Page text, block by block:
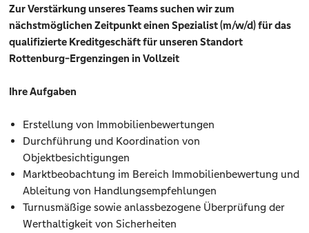
Zur Verstärkung unseres Teams suchen wir zum
nächstmöglichen Zeitpunkt einen Spezialist (m/w/d) für das
qualifizierte Kreditgeschäft für unseren Standort
Rottenburg-Ergenzingen in Vollzeit
Ihre Aufgaben
Erstellung von Immobilienbewertungen
Durchführung und Koordination von
Objektbesichtigungen
Marktbeobachtung im Bereich Immobilienbewertung und
Ableitung von Handlungsempfehlungen
Turnusmäßige sowie anlassbezogene Überprüfung der
Werthaltigkeit von Sicherheiten